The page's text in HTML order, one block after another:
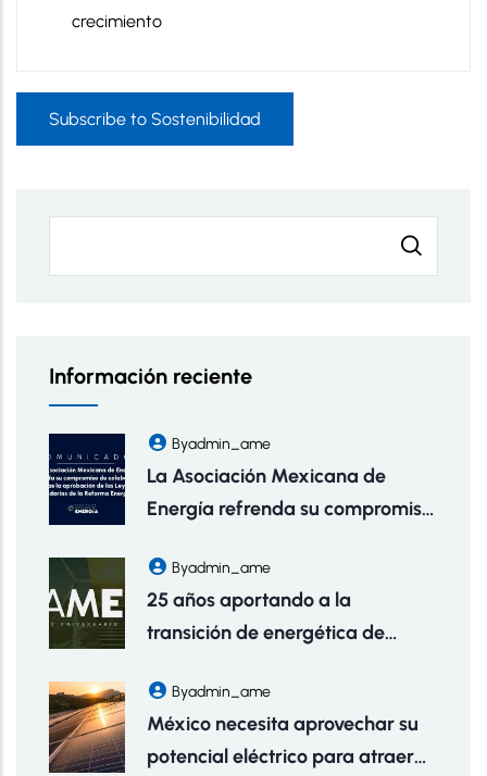
crecimiento
Subscribe to Sostenibilidad
Información reciente
ByAdmin_ame
La Asociación Mexicana de
Energía refrenda su compromiso
aprobación de las Leyes
Secundarias de la Reforma
Energética
ByAdmin_ame
25 años aportando a la
transición de energética de
ByAdmin_ame
México necesita aprovechar su
potencial eléctrico para atraer